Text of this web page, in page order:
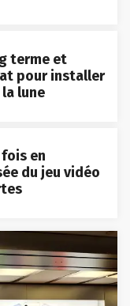
terme et
pour installer
la lune
en
du jeu vidéo